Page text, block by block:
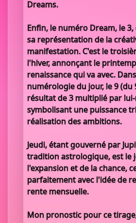
Dreams.
Enfin, le numéro Dream, le
sa représentation de la
manifestation. C'est le
l'hiver, annonçant le
renaissance qui va avec.
numérologie du jour, le 9 (du
résultat de 3 multiplié par
symbolisant une puissance
réalisation des ambitions.
Jeudi, étant gouverné par
tradition astrologique, est le
l'expansion et de la chance,
parfaitement avec l'idée de
rente mensuelle.
Mon pronostic pour ce